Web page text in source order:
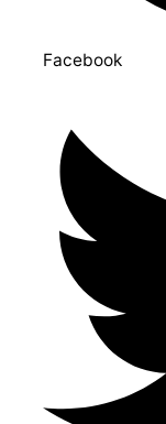
Facebook